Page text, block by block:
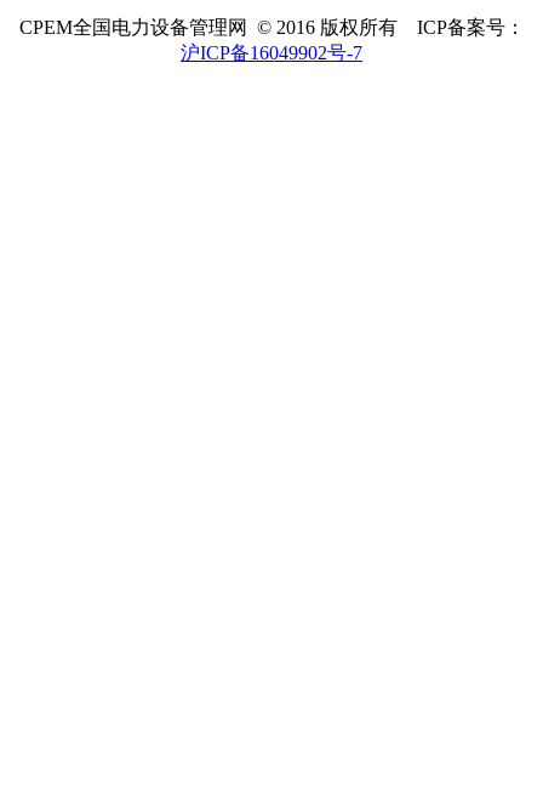
CPEM全国电力设备管理网 © 2016 版权所有 ICP备案号：
沪ICP备16049902号-7